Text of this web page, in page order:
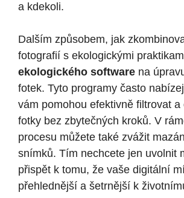
a kdekoli.
Dalším způsobem, jak
fotografií s ekologickými
ekologického software na
fotek. Tyto programy často
vám pomohou efektivně filtrovat a
fotky bez zbytečných kroků. V
procesu můžete také zvážit
snímků. Tím nechcete jen uvolnit
přispět k tomu, že vaše digitální
přehlednější a šetrnější k